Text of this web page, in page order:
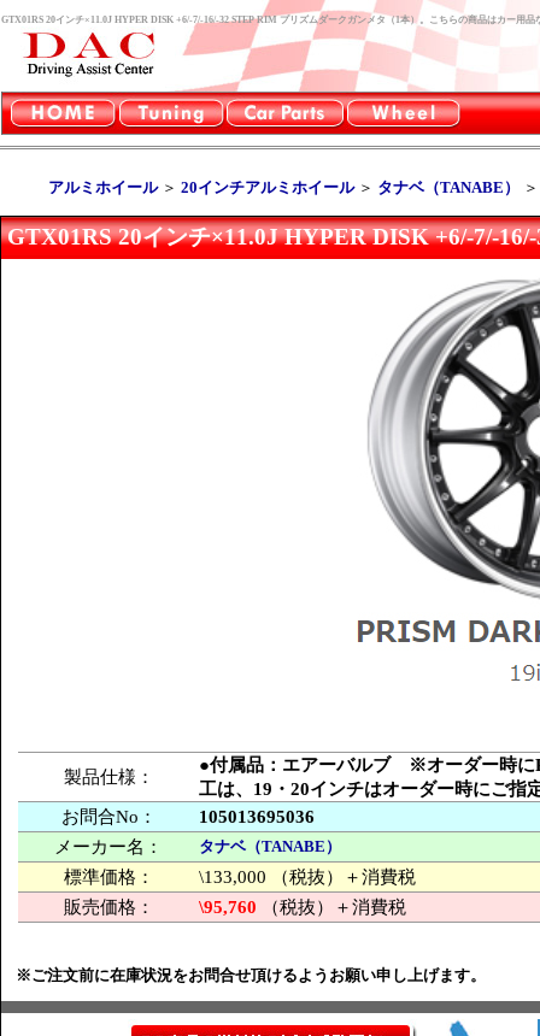
GTX01RS 20インチ×11.0J HYPER DISK +6/-7/-16/-32 STEP RIM プリズムダークガンメタ（1本）。こちらの商品はカー用
アルミホイール＞ 20インチアルミホイール＞ タナベ（TANABE）
GTX01RS 20インチ×11.0J HYPER DISK +6/-7/-
製品仕様：
●付属品：エアーバルブ ※オーダー時に
工は、19・20インチはオーダー時にご指
お問合No：
105013695036
メーカー名：
タナベ（TANABE）
標準価格：
\133,000 （税抜）＋消費税
販売価格：
\95,760 （税抜）＋消費税
※ご注文前に在庫状況をお問合せ頂けるようお願い申し上げます。